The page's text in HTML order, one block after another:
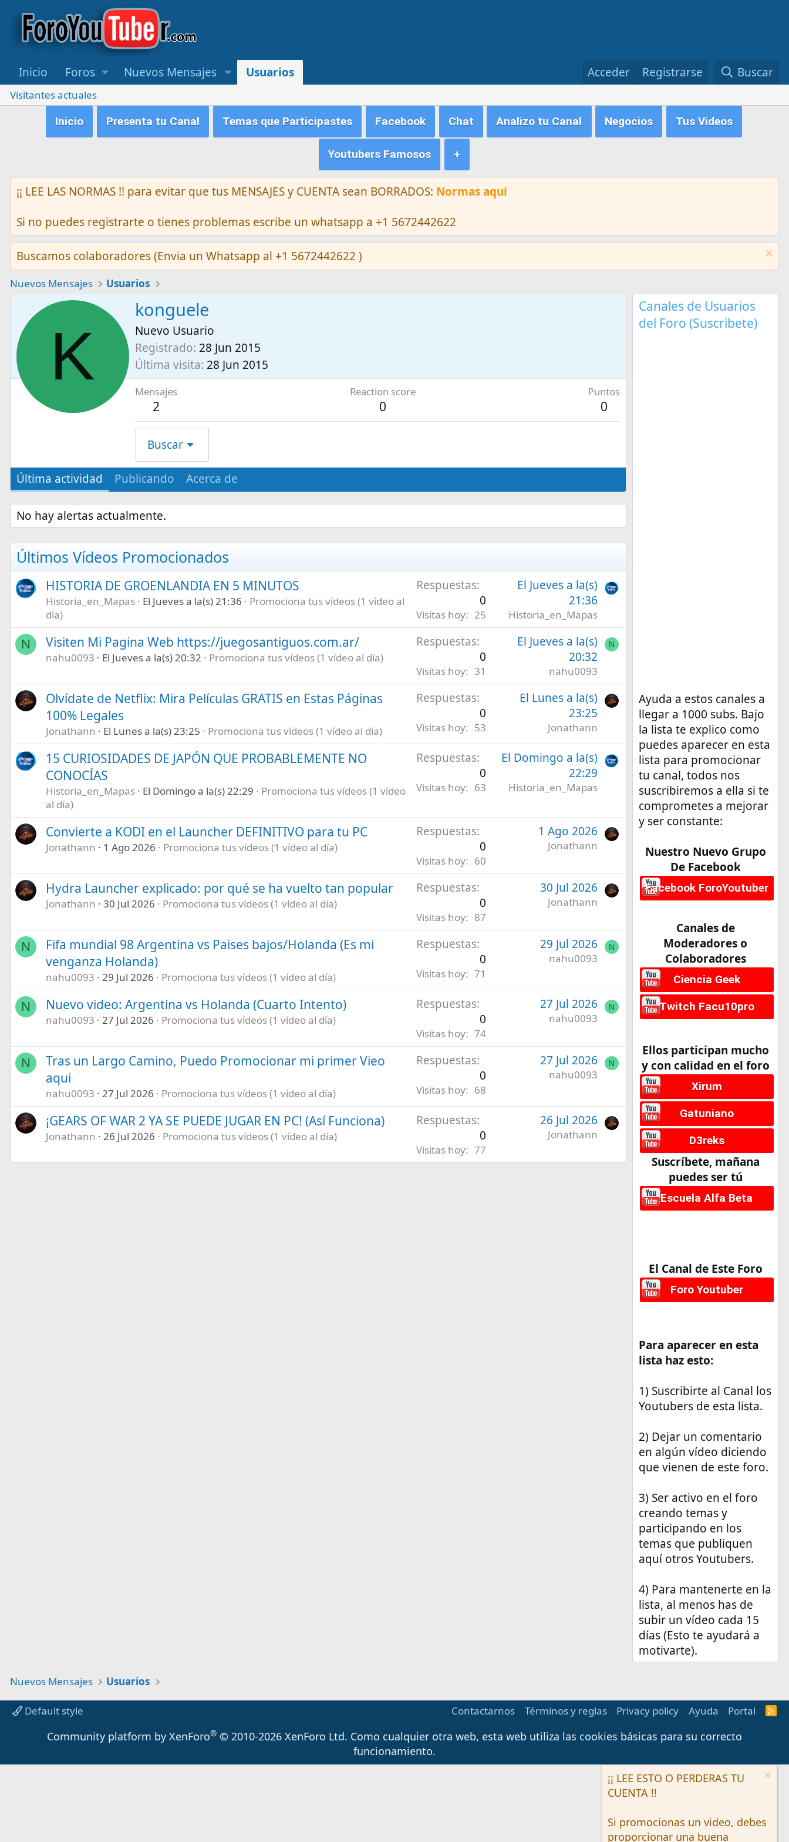
Inicio Foros Nuevos Mensajes Usuarios Acceder Registrarse Buscar
Visitantes actuales
Inicio
Presenta tu Canal Temas que Participastes Facebook Chat Analizo tu Canal Negocios Tus Videos
Youtubers Famosos +
¡¡ LEE LAS NORMAS !! para evitar que tus MENSAJES y CUENTA sean BORRADOS: Normas aquí
Si no puedes registrarte o tienes problemas escribe un whatsapp a +1 5672442622
Buscamos colaboradores (Envia un Whatsapp al +1 5672442622 )
Nuevos Mensajes Usuarios
K
konguele
Nuevo Usuario
Registrado 28 Jun 2015
Última visita 28 Jun 2015
Mensajes
2
Reaction score
0
Puntos
0
Buscar
Última actividad Publicando Acerca de
No hay alertas actualmente.
Últimos Vídeos Promocionados
HISTORIA DE GROENLANDIA EN 5 MINUTOS
Historia_en_Mapas El Jueves a la(s) 21:36
Promociona tus vídeos (1 vídeo al
día)
Respuestas
0
Visitas hoy 25
El Jueves a la(s)
21:36
Historia_en_Mapas
N Visiten Mi Pagina Web https://juegosantiguos.com.ar/
nahu0093 El Jueves a la(s) 20:32 Promociona tus vídeos (1 vídeo al día)
Respuestas
0
Visitas hoy 31
El Jueves a la(s)
20:32
nahu0093
N
Olvídate de Netflix: Mira Películas GRATIS en Estas Páginas
100% Legales
Jonathann El Lunes a la(s) 23:25 Promociona tus vídeos (1 vídeo al día)
Respuestas
0
Visitas hoy 53
El Lunes a la(s)
23:25
Jonathann
15 CURIOSIDADES DE JAPÓN QUE PROBABLEMENTE NO
CONOCÍAS
Historia_en_Mapas El Domingo a la(s) 22:29
Promociona tus vídeos (1 vídeo
al día)
Respuestas
0
Visitas hoy 63
El Domingo a la(s)
22:29
Historia_en_Mapas
Convierte a KODI en el Launcher DEFINITIVO para tu PC
Jonathann 1 Ago 2026 Promociona tus vídeos (1 vídeo al día)
Respuestas
0
Visitas hoy 60
1 Ago 2026
Jonathann
Hydra Launcher explicado: por qué se ha vuelto tan popular
Jonathann 30 Jul 2026 Promociona tus vídeos (1 vídeo al día)
Respuestas
0
Visitas hoy 87
30 Jul 2026
Jonathann
N
Fifa mundial 98 Argentina vs Paises bajos/Holanda (Es mi
venganza Holanda)
nahu0093 29 Jul 2026 Promociona tus vídeos (1 vídeo al día)
Respuestas
0
Visitas hoy 71
29 Jul 2026
nahu0093
N
N Nuevo video: Argentina vs Holanda (Cuarto Intento)
nahu0093 27 Jul 2026 Promociona tus vídeos (1 vídeo al día)
Respuestas
0
Visitas hoy 74
27 Jul 2026
nahu0093
N
N
Tras un Largo Camino, Puedo Promocionar mi primer Vieo
aqui
nahu0093 27 Jul 2026 Promociona tus vídeos (1 vídeo al día)
Respuestas
0
Visitas hoy 68
27 Jul 2026
nahu0093
N
¡GEARS OF WAR 2 YA SE PUEDE JUGAR EN PC! (Así Funciona)
Jonathann 26 Jul 2026 Promociona tus vídeos (1 vídeo al día)
Respuestas
0
Visitas hoy 77
26 Jul 2026
Jonathann
Canales de Usuarios
del Foro (Suscribete)
Ayuda a estos canales a
llegar a 1000 subs. Bajo
la lista te explico como
puedes aparecer en esta
lista para promocionar
tu canal, todos nos
suscribiremos a ella si te
comprometes a mejorar
y ser constante:
Nuestro Nuevo Grupo
De Facebook
Facebook ForoYoutuber
Canales de
Moderadores o
Colaboradores
Ciencia Geek
Twitch Facu10pro
Ellos participan mucho
y con calidad en el foro
Xirum
Gatuniano
D3reks
Suscríbete, mañana
puedes ser tú
Escuela Alfa Beta
El Canal de Este Foro
Foro Youtuber
Para aparecer en esta
lista haz esto:
1) Suscribirte al Canal los
Youtubers de esta lista.
2) Dejar un comentario
en algún vídeo diciendo
que vienen de este foro.
3) Ser activo en el foro
creando temas y
participando en los
temas que publiquen
aquí otros Youtubers.
4) Para mantenerte en la
lista, al menos has de
subir un vídeo cada 15
días (Esto te ayudará a
motivarte).
Nuevos Mensajes Usuarios
Default style Contactarnos Términos y reglas Privacy policy Ayuda Portal
R
Community platform by XenForo® © 2010-2026 XenForo Ltd. Como cualquier otra web, esta web utiliza las cookies básicas para su correcto
funcionamiento.
¡¡ LEE ESTO O PERDERAS TU
CUENTA !!
Si promocionas un video, debes
proporcionar una buena